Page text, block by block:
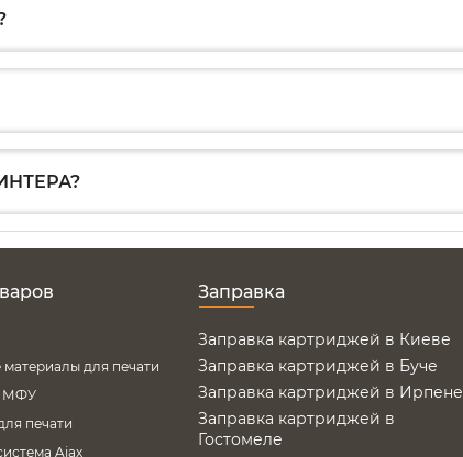
для печати
МФУ
печати
Ajax
Заправка
Заправка картриджей в Киеве
Заправка картриджей в Буче
Заправка картриджей в Ирпене
Заправка картриджей в
Гостомеле